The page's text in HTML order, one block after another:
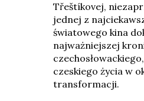
Třeštíkovej,
jednej z
światowego kina
najważniejszej
czeskiego życia w
transformacji.